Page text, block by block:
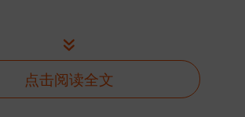
控股股东相关方，套现1.13
点击阅读全文